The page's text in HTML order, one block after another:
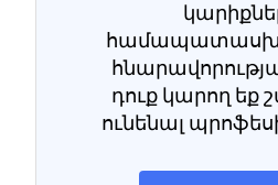
դուք կարող
ունենալ